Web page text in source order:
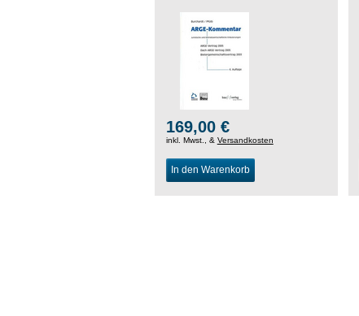
169,00 €
inkl. Mwst., & Versandkosten
In den Warenkorb